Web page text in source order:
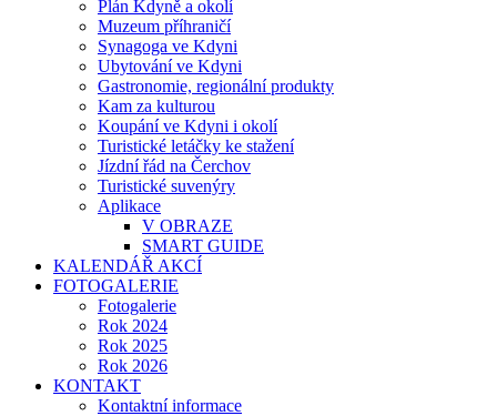
Plán Kdyně a okolí
Muzeum příhraničí
Synagoga ve Kdyni
Ubytování ve Kdyni
Gastronomie, regionální produkty
Kam za kulturou
Koupání ve Kdyni i okolí
Turistické letáčky ke stažení
Jízdní řád na Čerchov
Turistické suvenýry
Aplikace
V OBRAZE
SMART GUIDE
KALENDÁŘ AKCÍ
FOTOGALERIE
Fotogalerie
Rok 2024
Rok 2025
Rok 2026
KONTAKT
Kontaktní informace